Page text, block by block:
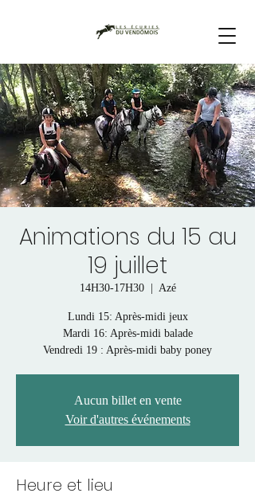
Animations du 15 au
19 juillet
14H30-17H30
  |
Azé
Lundi 15: Après-midi jeux
Mardi 16: Après-midi balade
Vendredi 19 : Après-midi baby poney
Aucun billet en vente
Voir d'autres événements
Heure et lieu